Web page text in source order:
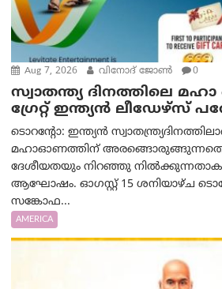
Aug 7, 2026 വിനോദ് ജോൺ 0
സ്വാതന്ത്യ ദിനത്തിലെ
ഗ്രേറ്റ് ഇന്ത്യൻ ലീഡേഴ്സ്
ടൊറന്റോ: ഇന്ത്യൻ
മഹാഓണത്തിന്
ദേശീയതയും നിറഞ്ഞു
ആഘോഷം. ഓഗസ്റ്റ് 15 ശനിയാഴ്ച
സങ്കോഫ...
AMERICA